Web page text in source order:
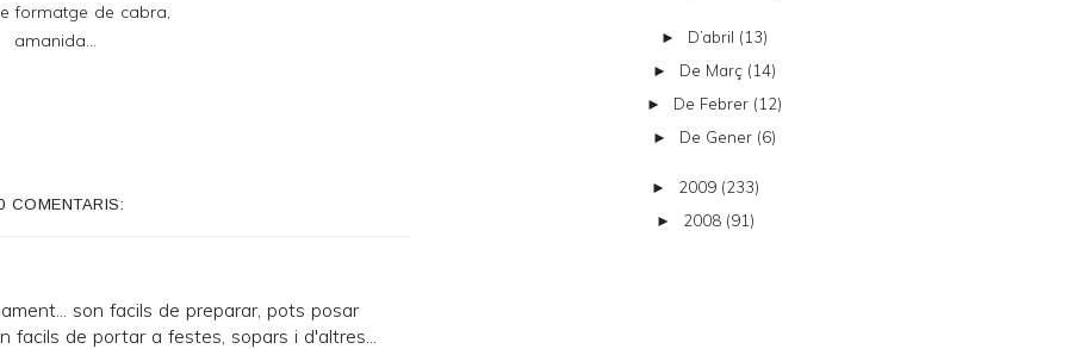
formatge de cabra,
amanida...
COMENTARIS:
son facils de preparar, pots posar
facils de portar a festes, sopars i d'altres...
► D’abril (13)
► De Març (14)
► De Febrer (12)
► De Gener (6)
► 2009 (233)
► 2008 (91)